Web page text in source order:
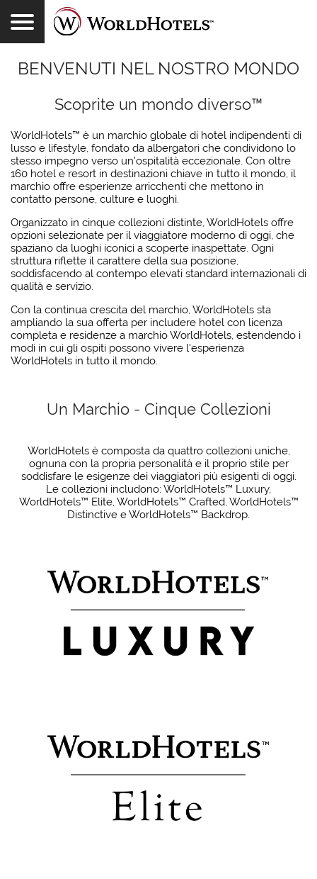
Toggle Navigation
ACCEDI
TROVARE UN HOTEL
WORLDHOTELS REWARDS
OFFERTE
ESPERIENZE
ITALIANO
BENVENUTI NEL NOSTRO MONDO
Scoprite un mondo diverso™
WorldHotels™ è un marchio globale di hotel indipendenti di
lusso e lifestyle, fondato da albergatori che condividono lo
stesso impegno verso un'ospitalità eccezionale. Con oltre
160 hotel e resort in destinazioni chiave in tutto il mondo, il
marchio offre esperienze arricchenti che mettono in
contatto persone, culture e luoghi.
Organizzato in cinque collezioni distinte, WorldHotels offre
opzioni selezionate per il viaggiatore moderno di oggi, che
spaziano da luoghi iconici a scoperte inaspettate. Ogni
struttura riflette il carattere della sua posizione,
soddisfacendo al contempo elevati standard internazionali di
qualità e servizio.
Con la continua crescita del marchio, WorldHotels sta
ampliando la sua offerta per includere hotel con licenza
completa e residenze a marchio WorldHotels, estendendo i
modi in cui gli ospiti possono vivere l'esperienza
WorldHotels in tutto il mondo.
Un Marchio - Cinque Collezioni
WorldHotels è composta da quattro collezioni uniche,
ognuna con la propria personalità e il proprio stile per
soddisfare le esigenze dei viaggiatori più esigenti di oggi.
Le collezioni includono: WorldHotels™ Luxury,
WorldHotels™ Elite, WorldHotels™ Crafted, WorldHotels™
Distinctive e WorldHotels™ Backdrop.